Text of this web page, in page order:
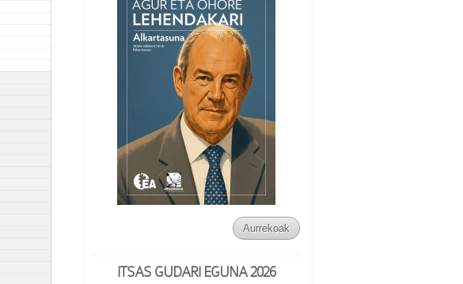
Aurrekoak
ITSAS GUDARI EGUNA 2026